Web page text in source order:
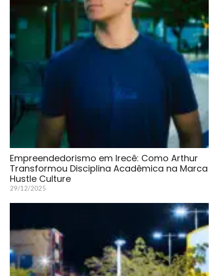
Empreendedorismo em Irecê: Como Arthur
Transformou Disciplina Acadêmica na Marca
Hustle Culture
29/12/2025